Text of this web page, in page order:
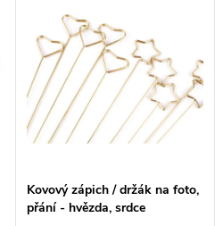
stylu.Rozměry: 5 x 8 cm
Kovový zápich / držák na foto,
přání - hvězda, srdce